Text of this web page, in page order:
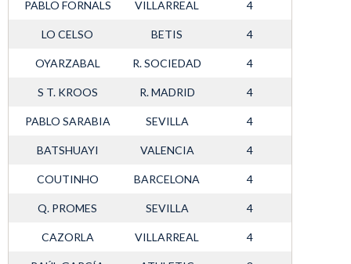
PABLO FORNALS VILLARREAL 4
LO CELSO BETIS 4
OYARZABAL R. SOCIEDAD 4
S T. KROOS R. MADRID 4
PABLO SARABIA SEVILLA 4
BATSHUAYI VALENCIA 4
COUTINHO BARCELONA 4
Q. PROMES SEVILLA 4
CAZORLA VILLARREAL 4